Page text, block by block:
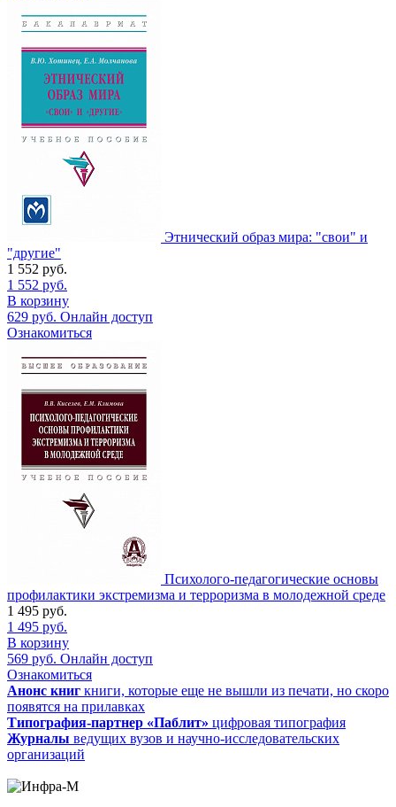
Этнический образ мира: "свои" и
"другие"
1 552 руб.
1 552 руб.
В корзину
629 руб. Онлайн доступ
Ознакомиться
Психолого-педагогические основы
профилактики экстремизма и терроризма в молодежной среде
1 495 руб.
1 495 руб.
В корзину
569 руб. Онлайн доступ
Ознакомиться
Анонс книг книги, которые еще не вышли из печати, но скоро
появятся на прилавках
Типография-партнер «Паблит» цифровая типография
Журналы ведущих вузов и научно-исследовательских
организаций